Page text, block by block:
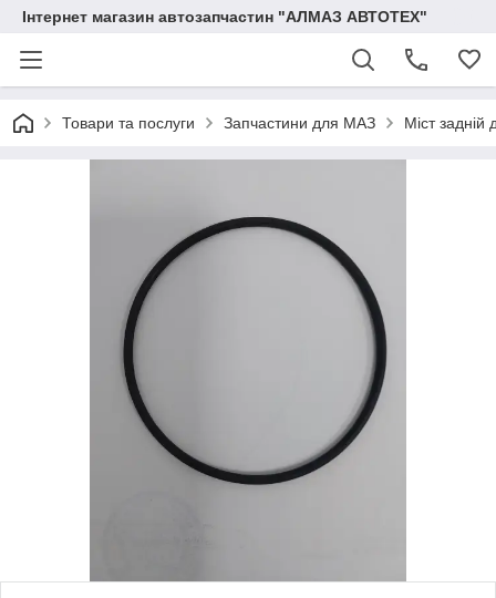
Інтернет магазин автозапчастин "АЛМАЗ АВТОТЕХ"
Товари та послуги Запчастини для МАЗ Міст